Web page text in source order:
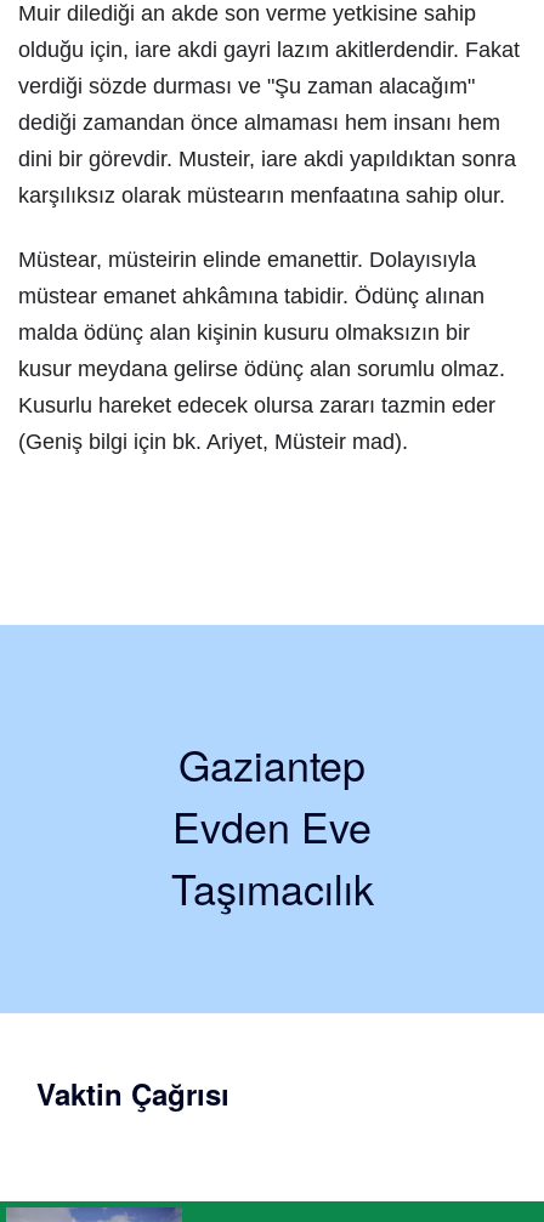
Muir dilediği an akde son verme yetkisine sahip
olduğu için, iare akdi gayri lazım akitlerdendir. Fakat
verdiği sözde durması ve "Şu zaman alacağım"
dediği zamandan önce almaması hem insanı hem
dini bir görevdir. Musteir, iare akdi yapıldıktan sonra
karşılıksız olarak müstearın menfaatına sahip olur.
Müstear, müsteirin elinde emanettir. Dolayısıyla
müstear emanet ahkâmına tabidir. Ödünç alınan
malda ödünç alan kişinin kusuru olmaksızın bir
kusur meydana gelirse ödünç alan sorumlu olmaz.
Kusurlu hareket edecek olursa zararı tazmin eder
(Geniş bilgi için bk. Ariyet, Müsteir mad).
Gaziantep
Evden Eve
Taşımacılık
Vaktin Çağrısı